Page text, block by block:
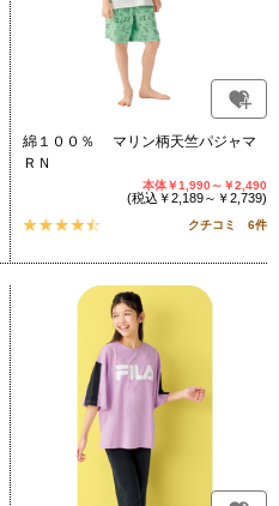
綿１００％ マリン柄天竺パジャマ
ＲＮ
本体￥1,990～￥2,490
(税込￥2,189～￥2,739)
クチコミ 6件